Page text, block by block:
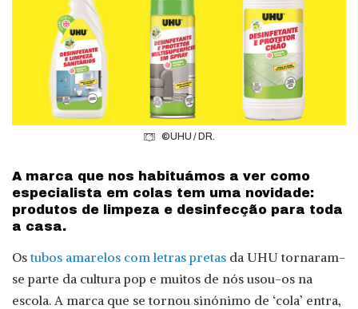
©UHU / DR.
A marca que nos habituámos a ver como
especialista em colas tem uma novidade:
produtos de limpeza e desinfecção para toda
a casa.
Ostubos amarelos com letras pretas da UHU tornaram-
se parte da cultura pop e muitos de nós usou-os na
escola. A marca que se tornou sinónimo de ‘cola’ entra,